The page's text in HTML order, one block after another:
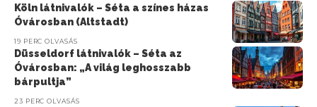
Köln látnivalók – Séta a színes házas
Óvárosban (Altstadt)
19 PERC OLVASÁS
Düsseldorf látnivalók – Séta az
Óvárosban: „A világ leghosszabb
bárpultja”
23 PERC OLVASÁS